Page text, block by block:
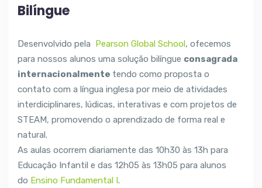
Bilíngue
Desenvolvido pela Pearson Global School , ofecemos
para nossos alunos uma solução bilíngue consagrada
internacionalmente tendo como proposta o
contato com a língua inglesa por meio de atividades
interdiciplinares, lúdicas, interativas e com projetos de
STEAM, promovendo o aprendizado de forma real e
natural.
As aulas ocorrem diariamente das 10h30 às 13h para
Educação Infantil e das 12h05 às 13h05 para alunos
do Ensino Fundamental I .